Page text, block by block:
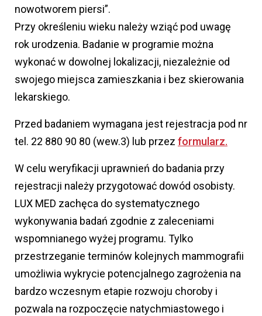
nowotworem piersi”.
Przy określeniu wieku należy wziąć pod uwagę
rok urodzenia. Badanie w programie można
wykonać w dowolnej lokalizacji, niezależnie od
swojego miejsca zamieszkania i bez skierowania
lekarskiego.
Przed badaniem wymagana jest rejestracja pod nr
tel. 22 880 90 80 (wew.3) lub przez formularz.
W celu weryfikacji uprawnień do badania przy
rejestracji należy przygotować dowód osobisty.
LUX MED zachęca do systematycznego
wykonywania badań zgodnie z zaleceniami
wspomnianego wyżej programu. Tylko
przestrzeganie terminów kolejnych mammografii
umożliwia wykrycie potencjalnego zagrożenia na
bardzo wczesnym etapie rozwoju choroby i
pozwala na rozpoczęcie natychmiastowego i